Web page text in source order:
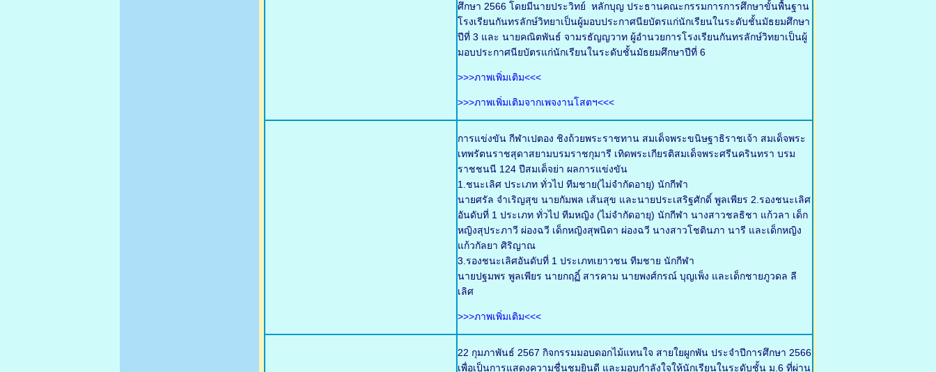
ศึกษา 2566 โดยมีนายประวิทย์ หลักบุญ ประธานคณะกรรมการการศึกษาขั้นพื้นฐาน
โรงเรียนกันทรลักษ์วิทยาเป็นผู้มอบประกาศนียบัตรแก่นักเรียนในระดับชั้นมัธยมศึกษา
ปีที่ 3 และ นายคณิตพันธ์ จามรธัญญวาท ผู้อำนวยการโรงเรียนกันทรลักษ์วิทยาเป็นผู้
มอบประกาศนียบัตรแก่นักเรียนในระดับชั้นมัธยมศึกษาปีที่ 6
>>>ภาพเพิ่มเติม<<<
>>>ภาพเพิ่มเติมจากเพจงานโสตฯ<<<
การแข่งขัน กีฬาเปตอง ชิงถ้วยพระราชทาน สมเด็จพระขนิษฐาธิราชเจ้า สมเด็จพระ
เทพรัตนราชสุดาสยามบรมราชกุมารี เทิดพระเกียรติสมเด็จพระศรีนครินทรา บรม
ราชชนนี 124 ปีสมเด็จย่า ผลการแข่งขัน
1.ชนะเลิศ ประเภท ทั่วไป ทีมชาย(ไม่จำกัดอายุ) นักกีฬา
นายศรัล จำเริญสุข นายกัมพล เส้นสุข และนายประเสริฐศักดิ์ พูลเพียร 2.รองชนะเลิศ
อันดับที่ 1 ประเภท ทั่วไป ทีมหญิง (ไม่จำกัดอายุ) นักกีฬา นางสาวชลธิชา แก้วลา เด็ก
หญิงสุประภาวี ผ่องฉวี เด็กหญิงสุพนิดา ผ่องฉวี นางสาวโชตินภา นารี และเด็กหญิง
แก้วกัลยา ศิริญาณ
3.รองชนะเลิศอันดับที่ 1 ประเภทเยาวชน ทีมชาย นักกีฬา
นายปฐมพร พูลเพียร นายกฤฏิ์ สารคาม นายพงศ์กรณ์ บุญเพ็ง และเด็กชายภูวดล ลี
เลิศ
>>>ภาพเพิ่มเติม<<<
22 กุมภาพันธ์ 2567 กิจกรรมมอบดอกไม้แทนใจ สายใยผูกพัน ประจำปีการศึกษา 2566
เพื่อเป็นการแสดงความชื่นชมยินดี และมอบกำลังใจให้นักเรียนในระดับชั้น ม.6 ที่ผ่าน